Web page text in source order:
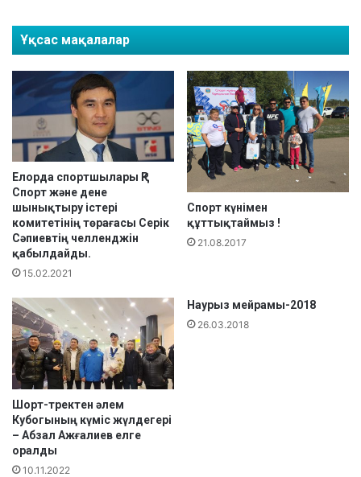
б
қ
а
р
ы
қ
В
е
л
о
ж
ү
г
р
і
с
і
е
р
л
ғ
а
н
э
с
т
а
ф
е
т
а
л
ы
қ
а
ы
с
Ұқсас мақалалар
Елорда спортшылары ҚР
Спорт және дене
шынықтыру істері
комитетінің төрағасы Серік
Сәпиевтің челленджін
қабылдайды.
15.02.2021
Спорт күнімен
құттықтаймыз !
21.08.2017
Шорт-тректен әлем
Кубогының күміс жүлдегері
– Абзал Ажғалиев елге
оралды
10.11.2022
Наурыз мейрамы-2018
26.03.2018